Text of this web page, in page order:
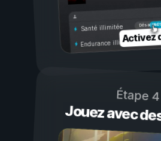
Désactivé
Santé illimitée
Endurance illimitéeActivez
Étape 4
Jouez avec